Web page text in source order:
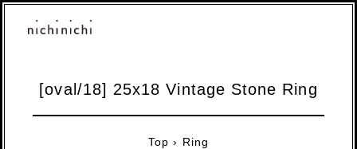
[oval/18] 25x18 Vintage Stone Ring
Top › Ring